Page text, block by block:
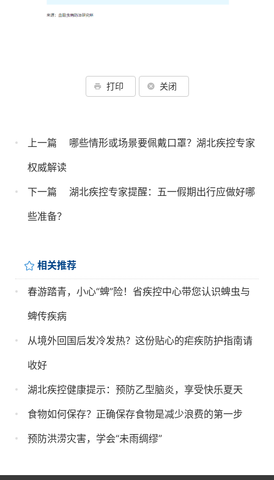
打印 关闭
上一篇
哪些情形或场景要佩戴口罩？湖北疾控专家
权威解读
下一篇
湖北疾控专家提醒：五一假期出行应做好哪
些准备？
相关推荐
春游踏青，小心“蜱”险！省疾控中心带您认识蜱虫与
蜱传疾病
从境外回国后发冷发热？这份贴心的疟疾防护指南请
收好
湖北疾控健康提示：预防乙型脑炎，享受快乐夏天
食物如何保存？正确保存食物是减少浪费的第一步
预防洪涝灾害，学会“未雨绸缪”